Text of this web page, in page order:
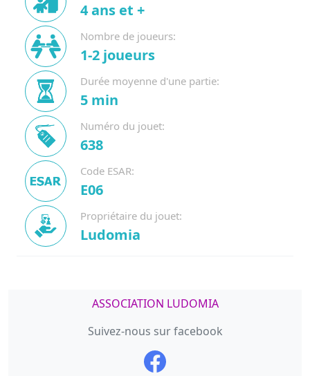
4 ans et +
Nombre de joueurs:
1-2 joueurs
Durée moyenne d'une partie:
5 min
Numéro du jouet:
638
Code ESAR:
E06
Propriétaire du jouet:
Ludomia
ASSOCIATION LUDOMIA
Suivez-nous sur facebook